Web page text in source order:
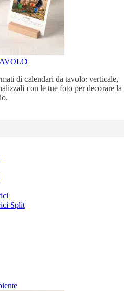
di calendari da tavolo: verticale,
con le tue foto per decorare la
Split